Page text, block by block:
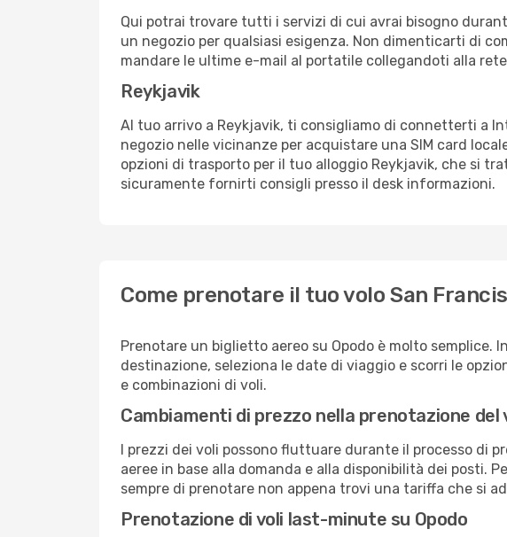
Qui potrai trovare tutti i servizi di cui avrai bisogno
un negozio per qualsiasi esigenza. Non dimenticarti di
mandare le ultime e-mail al portatile collegandoti alla
Reykjavik
Al tuo arrivo a Reykjavik, ti consigliamo di connetterti a
negozio nelle vicinanze per acquistare una SIM card
opzioni di trasporto per il tuo alloggio Reykjavik, che si
sicuramente fornirti consigli presso il desk informazioni.
Come prenotare il tuo volo San
Prenotare un biglietto aereo su Opodo è molto semplice.
destinazione, seleziona le date di viaggio e scorri le
e combinazioni di voli.
Cambiamenti di prezzo nella prenotazione del
I prezzi dei voli possono fluttuare durante il processo di
aeree in base alla domanda e alla disponibilità dei posti.
sempre di prenotare non appena trovi una tariffa che si
Prenotazione di voli last-minute su Opodo